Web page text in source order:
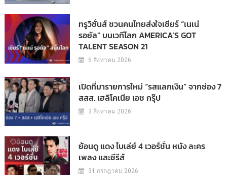
ทรูวิชั่นส์ ชวนคนไทยส่งใจเชียร์ “เนเน่
รอยัล” บนเวทีโลก AMERICA’S GOT
TALENT SEASON 21
6 สิงหาคม 2026
เปิดที่มารายการใหม่ “รสแลกเงิน” จากช่อง 7
สสส. เฮลิโคเนีย เอช กรุ๊ป
3 สิงหาคม 2026
ย้อนดู แดง ไบเล่ย์ 4 เวอร์ชั่น หนัง ละคร
เพลง และซีรีส์
31 กรกฎาคม 2026